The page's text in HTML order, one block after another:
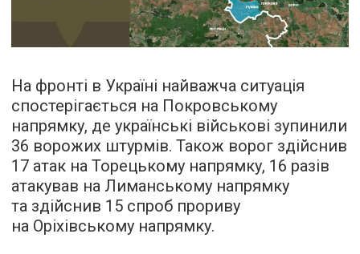
На фронті в Україні найважча ситуація
спостерігається на Покровському
напрямку, де українські військові зупинили
36 ворожих штурмів. Також ворог здійснив
17 атак на Торецькому напрямку, 16 разів
атакував на Лиманському напрямку
та здійснив 15 спроб прориву
на Оріхівському напрямку.